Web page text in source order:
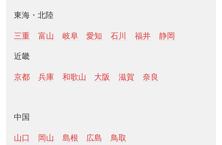
東海・北陸
三重 富山 岐阜 愛知 石川 福井 静岡
近畿
京都 兵庫 和歌山 大阪 滋賀 奈良
中国
山口 岡山 島根 広島 鳥取